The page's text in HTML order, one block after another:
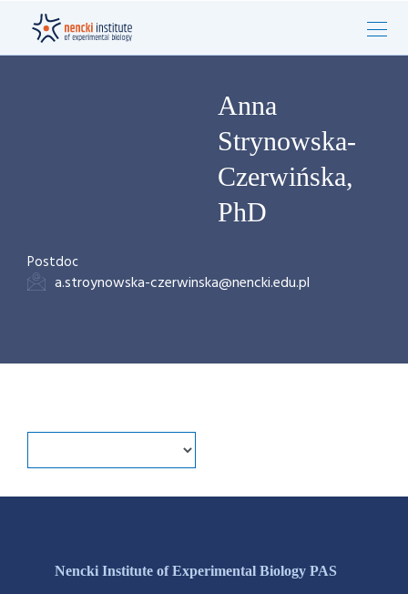
Anna
Strynowska-
Czerwińska,
PhD
Postdoc
a.stroynowska-czerwinska@nencki.edu.pl
Nencki Institute of Experimental Biology PAS